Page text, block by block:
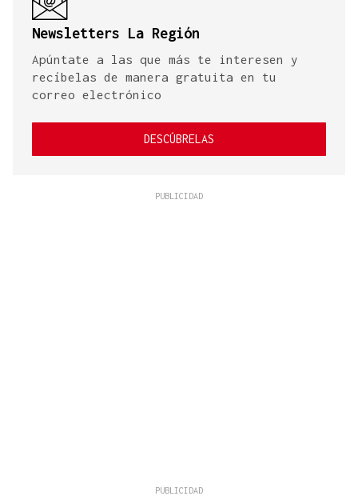
Newsletters La Región
Apúntate a las que más te interesen y
recíbelas de manera gratuita en tu
correo electrónico
DESCÚBRELAS